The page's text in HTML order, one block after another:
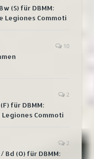
(S) für DBMM:
Legiones Commoti
10
2
für DBMM:
Commoti
2
Bd (O) für DBMM: